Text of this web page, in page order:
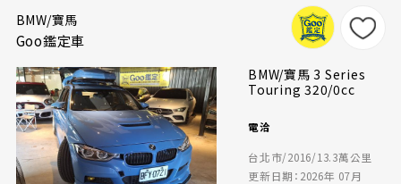
BMW/寶馬
Goo鑑定車
BMW/寶馬 3 Series
Touring 320/0cc
電洽
台北市/2016/13.3萬公里
更新日期：2026年 07月